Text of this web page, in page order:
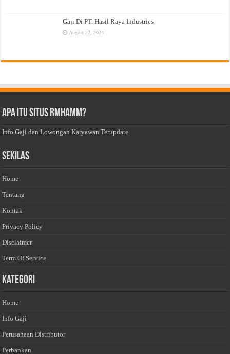
Gaji Di PT. Hasil Raya Industries
August 22, 2024
Apa Itu Situs Rmhamm?
Info Gaji dan Lowongan Karyawan Terupdate
Sekilas
Home
Tentang
Kontak
Privacy Policy
Disclaimer
Term Of Service
Kategori
Home
Info Gaji
Perusahaan Distributor
Perbankan